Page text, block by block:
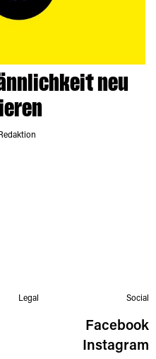
neu
Legal Social
Facebook
Instagram